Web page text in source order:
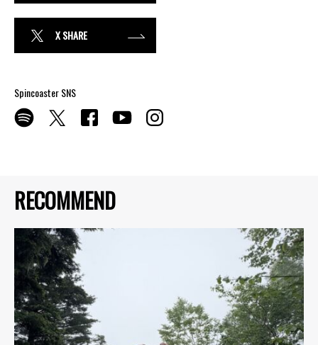
RECOMMEND
X SHARE
Spincoaster SNS